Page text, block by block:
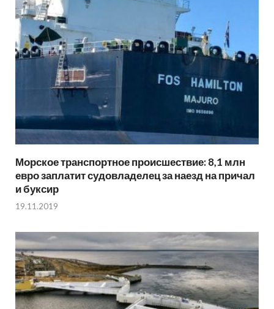
Морское транспортное происшествие: 8,1 млн
евро заплатит судовладелец за наезд на причал
и буксир
19.11.2019